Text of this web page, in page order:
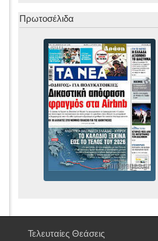
Πρωτοσέλιδα
Τελευταίες Θεάσεις